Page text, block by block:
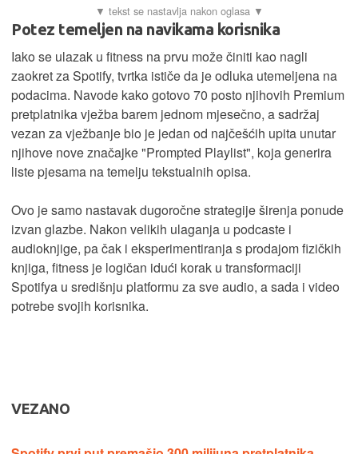
Potez temeljen na navikama korisnika
Iako se ulazak u fitness na prvu može činiti kao nagli
zaokret za Spotify, tvrtka ističe da je odluka utemeljena na
podacima. Navode kako gotovo 70 posto njihovih Premium
pretplatnika vježba barem jednom mjesečno, a sadržaj
vezan za vježbanje bio je jedan od najčešćih upita unutar
njihove nove značajke "Prompted Playlist", koja generira
liste pjesama na temelju tekstualnih opisa.
Ovo je samo nastavak dugoročne strategije širenja ponude
izvan glazbe. Nakon velikih ulaganja u podcaste i
audioknjige, pa čak i eksperimentiranja s prodajom fizičkih
knjiga, fitness je logičan idući korak u transformaciji
Spotifya u središnju platformu za sve audio, a sada i video
potrebe svojih korisnika.
VEZANO